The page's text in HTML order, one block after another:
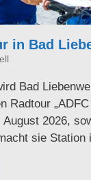
in Bad
Bad
Radtour „ADFC
2026,
sie Station